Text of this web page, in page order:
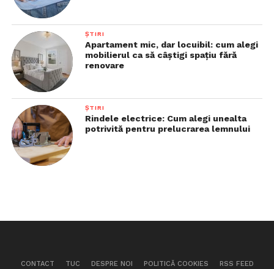
ȘTIRI
Apartament mic, dar locuibil: cum alegi
mobilierul ca să câștigi spațiu fără
renovare
ȘTIRI
Rindele electrice: Cum alegi unealta
potrivită pentru prelucrarea lemnului
CONTACT TUC DESPRE NOI POLITICĂ COOKIES RSS FEED